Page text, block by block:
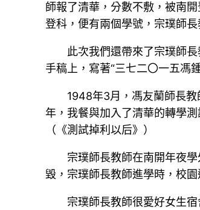
師報了清華，分數不敷，被南
登科，便有兩個學號，宗璞師
此次我們還帶來了宗璞師
手稿上，寫著“三七二〇一五馮
1948年3月，馮友蘭師長
年，我餐與加入了清華的轉學
（《測試掉利以后》）
宗璞師長教師在南開年夜
毀，宗璞師長教師進學時，校
宗璞師長教師很愛好女生